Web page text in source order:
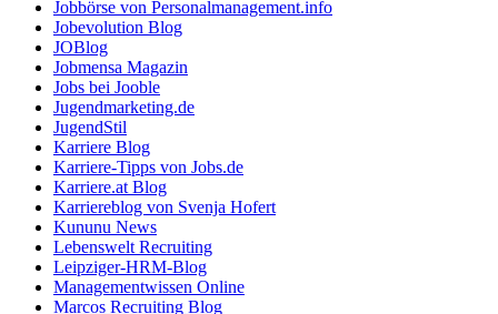
Jobbörse von Personalmanagement.info
Jobevolution Blog
JOBlog
Jobmensa Magazin
Jobs bei Jooble
Jugendmarketing.de
JugendStil
Karriere Blog
Karriere-Tipps von Jobs.de
Karriere.at Blog
Karriereblog von Svenja Hofert
Kununu News
Lebenswelt Recruiting
Leipziger-HRM-Blog
Managementwissen Online
Marcos Recruiting Blog